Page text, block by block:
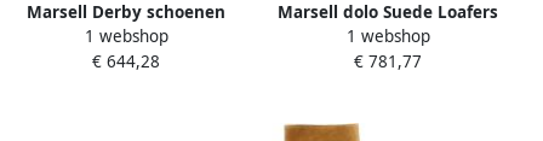
Marsell Derby schoenen
met veters
1 webshop
€ 644,28
Marsell dolo Suede Loafers
1 webshop
€ 781,77